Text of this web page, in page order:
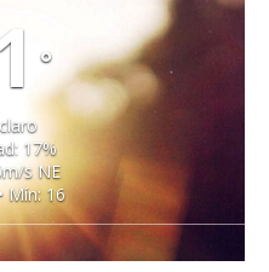
°
17%
s NE
Mín: 16